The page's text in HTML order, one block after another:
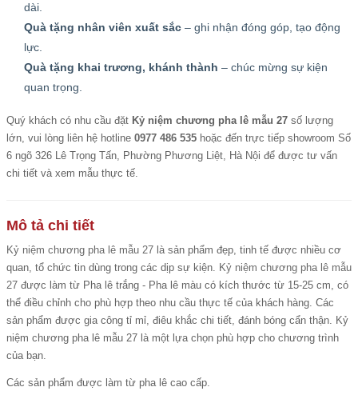
dài.
Quà tặng nhân viên xuất sắc – ghi nhận đóng góp, tạo động
lực.
Quà tặng khai trương, khánh thành – chúc mừng sự kiện
quan trọng.
Quý khách có nhu cầu đặt Kỷ niệm chương pha lê mẫu 27 số lượng
lớn, vui lòng liên hệ hotline 0977 486 535 hoặc đến trực tiếp showroom Số
6 ngõ 326 Lê Trọng Tấn, Phường Phương Liệt, Hà Nội để được tư vấn
chi tiết và xem mẫu thực tế.
Mô tả chi tiết
Kỷ niệm chương pha lê mẫu 27 là sản phẩm đẹp, tinh tế được nhiều cơ
quan, tổ chức tin dùng trong các dịp sự kiện. Kỷ niệm chương pha lê mẫu
27 được làm từ Pha lê trắng - Pha lê màu có kích thước từ 15-25 cm, có
thể điều chỉnh cho phù hợp theo nhu cầu thực tế của khách hàng. Các
sản phẩm được gia công tỉ mỉ, điêu khắc chi tiết, đánh bóng cẩn thận. Kỷ
niệm chương pha lê mẫu 27 là một lựa chọn phù hợp cho chương trình
của bạn.
Các sản phẩm được làm từ pha lê cao cấp.